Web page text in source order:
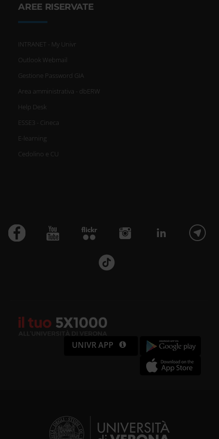
AREE RISERVATE
INTRANET - My Univr
Outlook Webmail
Gestione Password GIA
Area amministrativa - dbERW
Help Desk
ESSE3 - Cineca
E-learning
Cedolino e CU
UNIVR APP